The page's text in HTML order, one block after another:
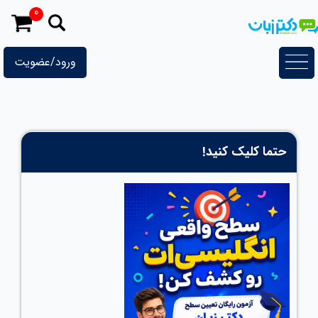
به
ورود/عضویت
0
حتما کلیک کنید!